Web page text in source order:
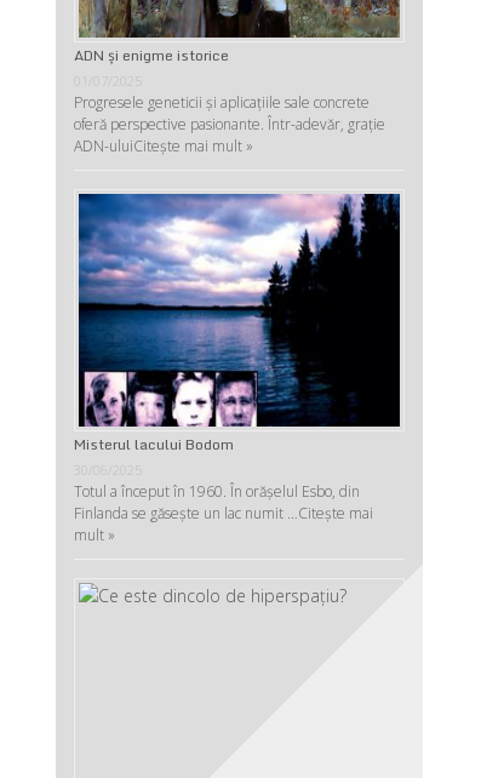
ADN şi enigme istorice
01/07/2025
Progresele geneticii şi aplicaţiile sale concrete
oferă perspective pasionante. Într-adevăr, graţie
ADN-uluiCitește mai mult »
Misterul lacului Bodom
Totul a început în 1960. În orășelul Esbo, din
Finlanda se găsește un lac numit …Citește mai
mult »